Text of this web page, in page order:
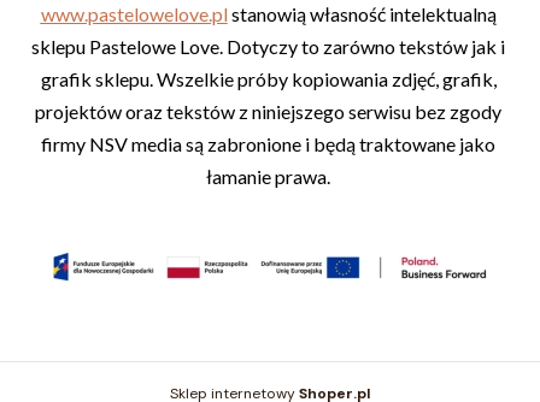
www.pastelowelove.pl stanowią własność intelektualną
sklepu Pastelowe Love. Dotyczy to zarówno tekstów jak i
grafik sklepu. Wszelkie próby kopiowania zdjęć, grafik,
projektów oraz tekstów z niniejszego serwisu bez zgody
firmy NSV media są zabronione i będą traktowane jako
łamanie prawa.
Sklep internetowyShoper.pl